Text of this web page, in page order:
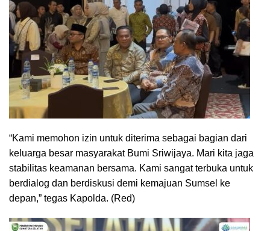
“Kami memohon izin untuk diterima sebagai bagian dari
keluarga besar masyarakat Bumi Sriwijaya. Mari kita jaga
stabilitas keamanan bersama. Kami sangat terbuka untuk
berdialog dan berdiskusi demi kemajuan Sumsel ke
depan,” tegas Kapolda. (Red)